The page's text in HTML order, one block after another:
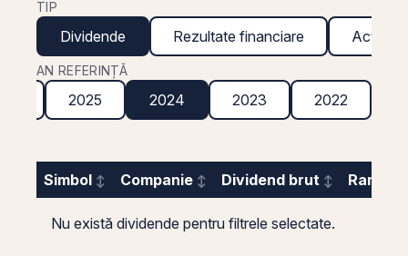
TIP
Dividende Rezultate financiare Acțiuni
AN REFERINȚĂ
2025 2024 2023 2022
Simbol Companie Dividend brut
Nu există dividende pentru filtrele selectate.